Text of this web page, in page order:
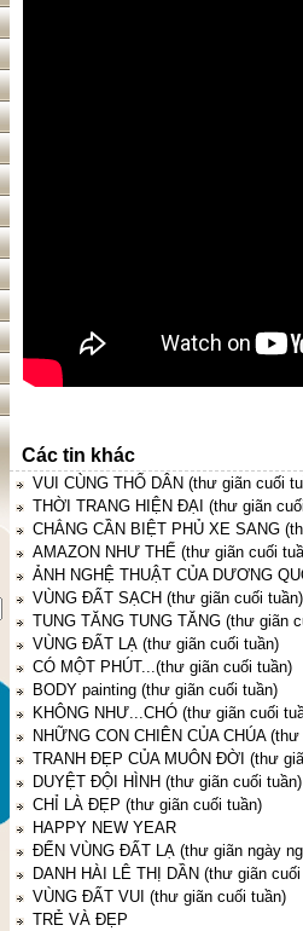
Các tin khác
VUI CÙNG THỔ DÂN (thư giãn cuối
THỜI TRANG HIỆN ĐẠI (thư giãn
CHẲNG CẦN BIỆT PHỦ XE SANG
AMAZON NHƯ THẾ (thư giãn cuối
ẢNH NGHỆ THUẬT CỦA DƯƠNG
VÙNG ĐẤT SẠCH (thư giãn cuối tuần)
TUNG TĂNG TUNG TĂNG (thư giãn
VÙNG ĐẤT LẠ (thư giãn cuối tuần)
CÓ MỘT PHÚT...(thư giãn cuối tuần)
BODY painting (thư giãn cuối tuần)
KHÔNG NHƯ...CHÓ (thư giãn cuối
NHỮNG CON CHIÊN CỦA CHÚA
TRANH ĐẸP CỦA MUÔN ĐỜI (thư
DUYỆT ĐỘI HÌNH (thư giãn cuối tuần)
CHỈ LÀ ĐẸP (thư giãn cuối tuần)
HAPPY NEW YEAR
ĐẾN VÙNG ĐẤT LẠ (thư giãn ngày
DANH HÀI LÊ THỊ DẦN (thư giãn
VÙNG ĐẤT VUI (thư giãn cuối tuần)
TRẺ VÀ ĐẸP